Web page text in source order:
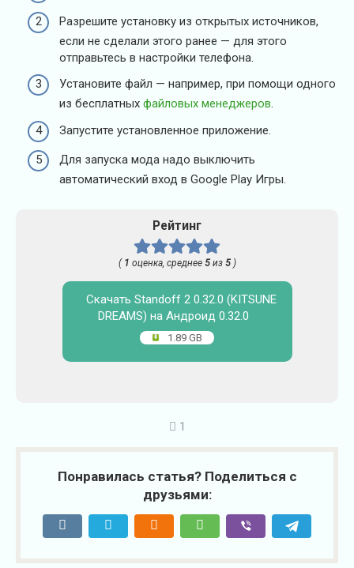
Разрешите установку из открытых источников,
если не сделали этого ранее — для этого
отправьтесь в настройки телефона.
Установите файл — например, при помощи одного
из бесплатных файловых менеджеров.
Запустите установленное приложение.
Для запуска мода надо выключить
автоматический вход в Google Play Игры.
Рейтинг
( 1 оценка, среднее 5из 5)
Скачать Standoff 2 0.32.0 (KITSUNE
DREAMS) на Андроид 0.32.0
1.89 GB
1
Понравилась статья? Поделиться с
друзьями: